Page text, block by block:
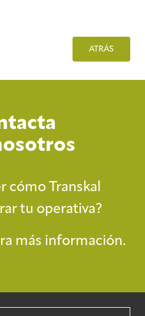
ATRÁS
cómo Transkal
tu operativa?
más información.